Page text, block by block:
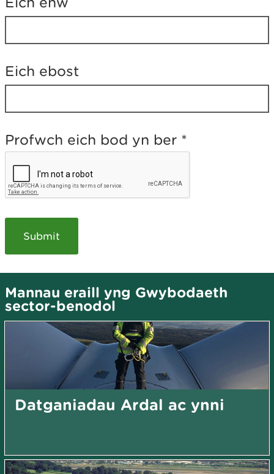
g
a
l
t
e
b
Eich ebost
Profwch eich bod yn ber *
Mannau eraill yng Gwybodaeth
sector-benodol
Datganiadau Ardal ac ynni